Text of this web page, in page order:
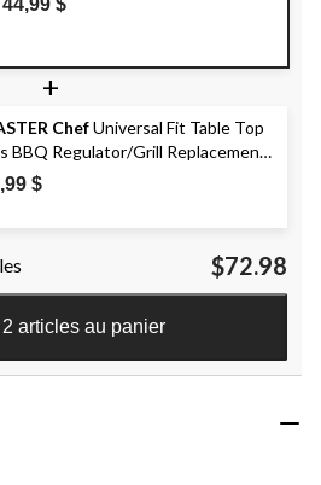
44,99 $
+
ChefUniversal Fit Table Top
BBQ Regulator/Grill Replacement
for 1-lb Propane Cylinder
$
$72.98
articles au panier